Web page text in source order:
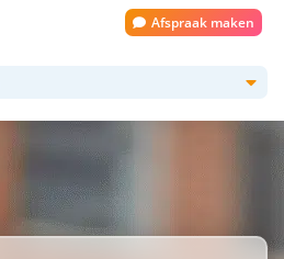
Afspraak maken